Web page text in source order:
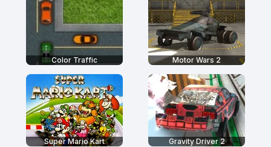
Color Traffic Motor Wars 2
Super Mario Kart Gravity Driver 2